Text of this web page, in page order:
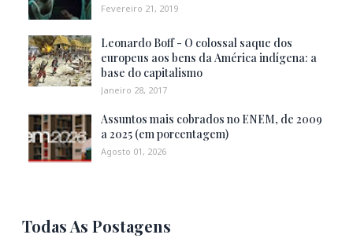
Fevereiro 21, 2019
Leonardo Boff - O colossal saque dos
europeus aos bens da América indígena: a
base do capitalismo
Janeiro 28, 2017
Assuntos mais cobrados no ENEM, de 2009
a 2025 (em porcentagem)
Agosto 01, 2026
Todas As Postagens